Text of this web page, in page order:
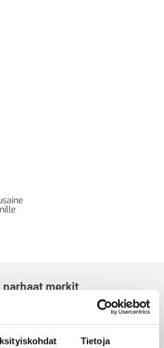
Tietoja
parhaat merkit